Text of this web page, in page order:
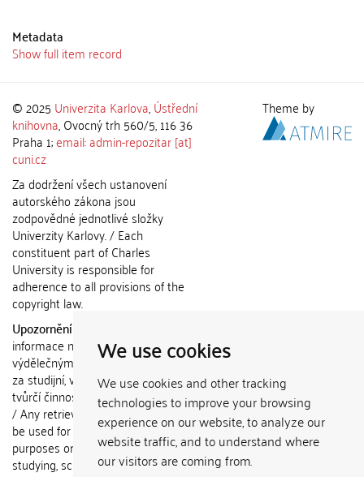
We use cookies
We use cookies and other tracking
technologies to improve your browsing
experience on our website, to analyze our
website traffic, and to understand where
our visitors are coming from.
Metadata
Show full item record
© 2025 Univerzita Karlova,Ústřední
knihovna, Ovocný trh 560/5, 116 36
Praha 1;email: admin-repozitar [at]
cuni.cz
Za dodržení všech ustanovení
autorského zákona jsou
zodpovědné jednotlivé složky
Univerzity Karlovy. / Each
constituent part of Charles
University is responsible for
adherence to all provisions of the
copyright law.
Upozornění / Notice:
informace nemohou být použity k
výdělečným účelům nebo vydávány
za studijní, vědeckou nebo jinou
tvůrčí činnost jiné osoby než autora.
/ Any retrieved information shall not
be used for any commercial
purposes or claimed as results of
studying, scientific or any other
Theme by